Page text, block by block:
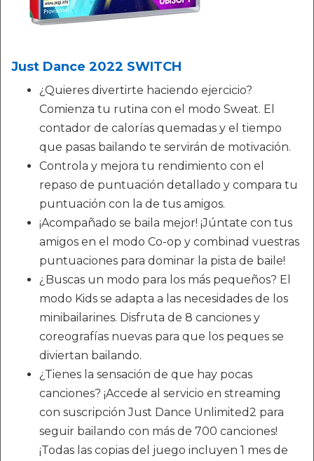
Just Dance 2022 SWITCH
¿Quieres divertirte haciendo ejercicio?
Comienza tu rutina con el modo Sweat. El
contador de calorías quemadas y el tiempo
que pasas bailando te servirán de motivación.
Controla y mejora tu rendimiento con el
repaso de puntuación detallado y compara tu
puntuación con la de tus amigos.
¡Acompañado se baila mejor! ¡Júntate con tus
amigos en el modo Co-op y combinad vuestras
puntuaciones para dominar la pista de baile!
¿Buscas un modo para los más pequeños? El
modo Kids se adapta a las necesidades de los
minibailarines. Disfruta de 8 canciones y
coreografías nuevas para que los peques se
diviertan bailando.
¿Tienes la sensación de que hay pocas
canciones? ¡Accede al servicio en streaming
con suscripción Just Dance Unlimited2 para
seguir bailando con más de 700 canciones!
¡Todas las copias del juego incluyen 1 mes de